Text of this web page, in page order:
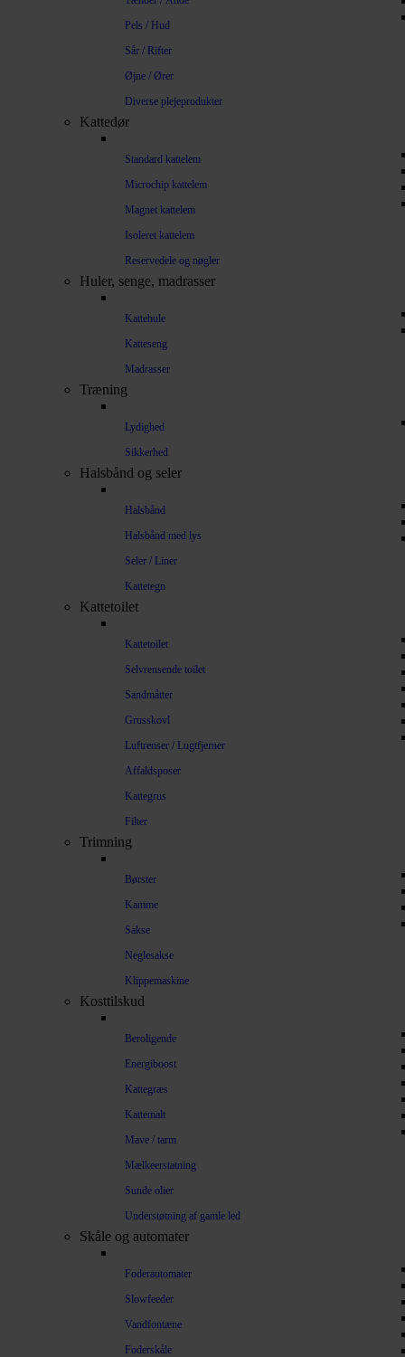
Pels / Hud
Sår / Rifter
Øjne / Ører
Diverse plejeprodukter
Kattedør
Standard kattelem
Microchip kattelem
Magnet kattelem
Isoleret kattelem
Reservedele og nøgler
Huler, senge, madrasser
Kattehule
Katteseng
Madrasser
Træning
Lydighed
Sikkerhed
Halsbånd og seler
Halsbånd
Halsbånd med lys
Seler / Liner
Kattetegn
Kattetoilet
Kattetoilet
Selvrensende toilet
Sandmåtter
Grusskovl
Luftrenser / Lugtfjerner
Affaldsposer
Kattegrus
Filter
Trimning
Børster
Kamme
Sakse
Neglesakse
Klippemaskine
Kosttilskud
Beroligende
Energiboost
Kattegræs
Kattemalt
Mave / tarm
Mælkeerstatning
Sunde olier
Understøtning af gamle led
Skåle og automater
Foderautomater
Slowfeeder
Vandfontæne
Foderskåle